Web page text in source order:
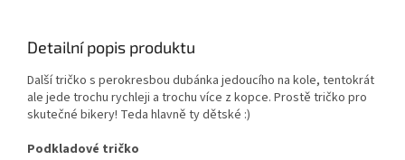
Detailní popis produktu
Další tričko s perokresbou dubánka jedoucího na kole, tentokrát
ale jede trochu rychleji a trochu více z kopce. Prostě tričko pro
skutečné bikery! Teda hlavně ty dětské :)
Podkladové tričko